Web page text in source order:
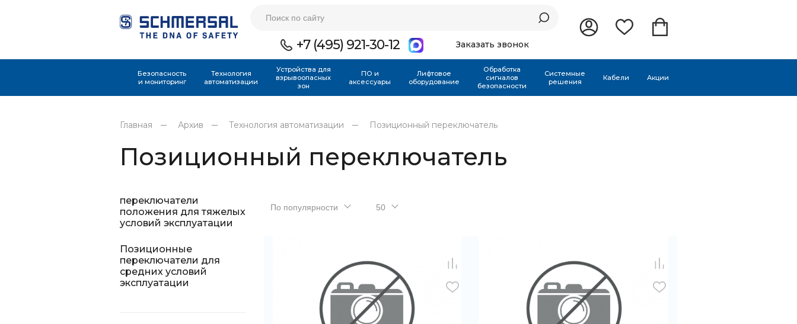
+7 (495) 921-30-12 Заказать звонок
Безопасность
и мониторинг
Технология
автоматизации
Устройства для
взрывоопасных
зон
ПО и
аксессуары
Лифтовое
оборудование
Обработка
сигналов
безопасности
Системные
решения
Кабели Акции
Главная Архив Технология автоматизации Позиционный переключатель
Позиционный переключатель
переключатели
положения для тяжелых
условий эксплуатации
Позиционные
переключатели для
средних условий
эксплуатации
По популярности 50